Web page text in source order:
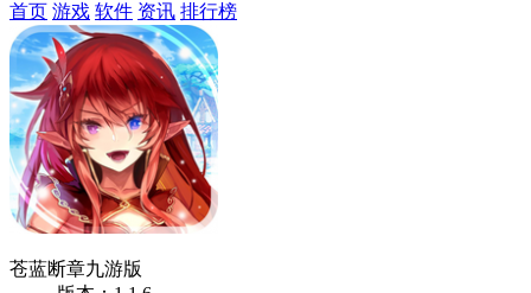
首页 游戏 软件 资讯 排行榜
苍蓝断章九游版